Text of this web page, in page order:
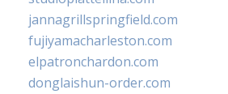
jannagrillspringfield.com
fujiyamacharleston.com
elpatronchardon.com
donglaishun-order.com